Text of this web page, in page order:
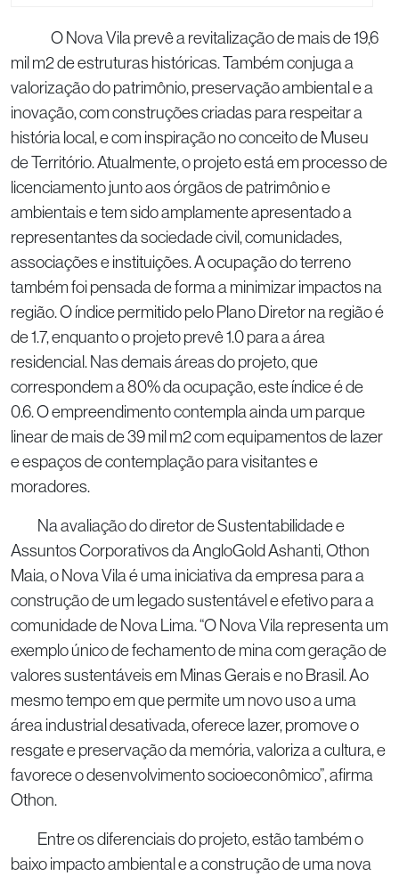
O Nova Vila prevê a revitalização de mais de 19,6
mil m2 de estruturas históricas. Também conjuga a
valorização do patrimônio, preservação ambiental e a
inovação, com construções criadas para respeitar a
história local, e com inspiração no conceito de Museu
de Território. Atualmente, o projeto está em processo de
licenciamento junto aos órgãos de patrimônio e
ambientais e tem sido amplamente apresentado a
representantes da sociedade civil, comunidades,
associações e instituições. A ocupação do terreno
também foi pensada de forma a minimizar impactos na
região. O índice permitido pelo Plano Diretor na região é
de 1.7, enquanto o projeto prevê 1.0 para a área
residencial. Nas demais áreas do projeto, que
correspondem a 80% da ocupação, este índice é de
0.6. O empreendimento contempla ainda um parque
linear de mais de 39 mil m2 com equipamentos de lazer
e espaços de contemplação para visitantes e
moradores.
Na avaliação do diretor de Sustentabilidade e
Assuntos Corporativos da AngloGold Ashanti, Othon
Maia, o Nova Vila é uma iniciativa da empresa para a
construção de um legado sustentável e efetivo para a
comunidade de Nova Lima. “O Nova Vila representa um
exemplo único de fechamento de mina com geração de
valores sustentáveis em Minas Gerais e no Brasil. Ao
mesmo tempo em que permite um novo uso a uma
área industrial desativada, oferece lazer, promove o
resgate e preservação da memória, valoriza a cultura, e
favorece o desenvolvimento socioeconômico”, afirma
Othon.
Entre os diferenciais do projeto, estão também o
baixo impacto ambiental e a construção de uma nova